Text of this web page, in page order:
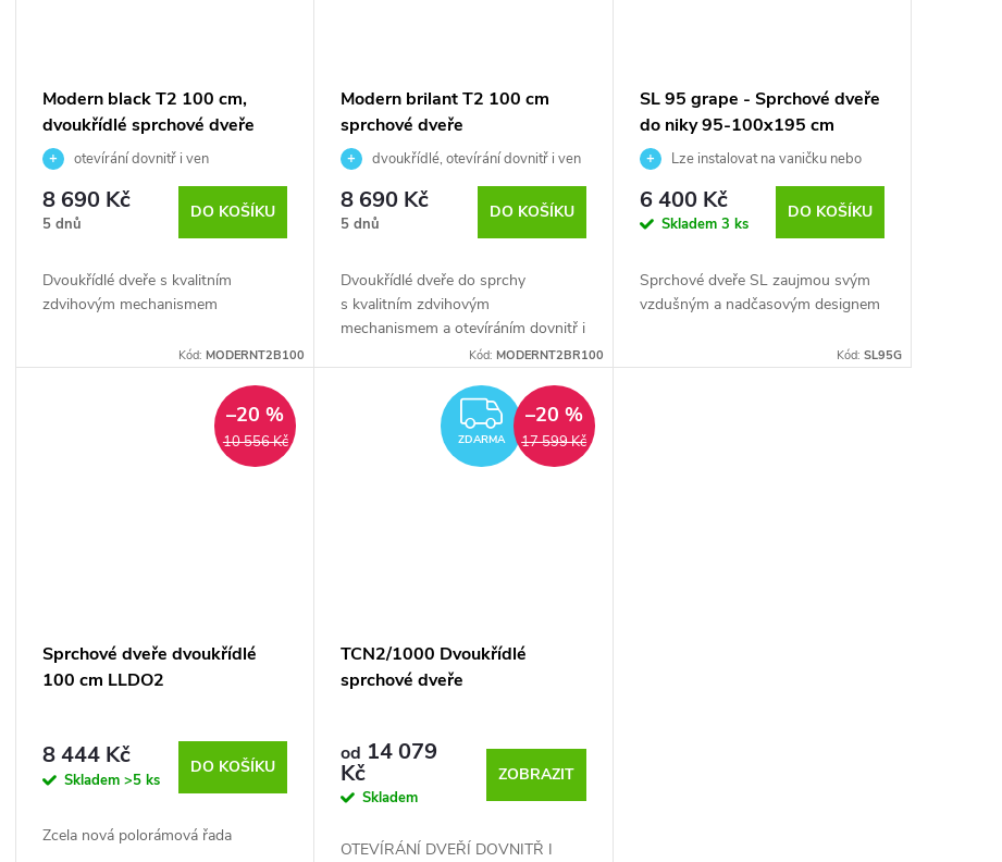
Modern black T2 100 cm,
dvoukřídlé sprchové dveře
otevírání dovnitř i ven
8 690 Kč
5 dnů
DO KOŠÍKU
Dvoukřídlé dveře s kvalitním
zdvihovým mechanismem
Kód: MODERNT2B100
Modern brilant T2 100 cm
sprchové dveře
dvoukřídlé, otevírání dovnitř i ven
8 690 Kč
5 dnů
DO KOŠÍKU
Dvoukřídlé dveře do sprchy
s kvalitním zdvihovým
mechanismem a otevíráním dovnitř i
Kód: MODERNT2BR100
SL 95 grape - Sprchové dveře
do niky 95-100x195 cm
Lze instalovat na vaničku nebo
6 400 Kč
Skladem 3 ks
DO KOŠÍKU
Sprchové dveře SL zaujmou svým
vzdušným a nadčasovým designem
Kód: SL95G
10 556 Kč
–20 %
Sprchové dveře dvoukřídlé
100 cm LLDO2
8 444 Kč
Skladem >5 ks
DO KOŠÍKU
Zcela nová polorámová řada
ZDARMA
ZDARMA 17 599 Kč
–20 %
TCN2/1000 Dvoukřídlé
sprchové dveře
od 14 079
Kč
Skladem
ZOBRAZIT
OTEVÍRÁNÍ DVEŘÍ DOVNITŘ I